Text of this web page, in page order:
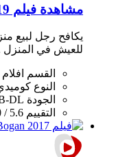
مشاهدة فيلم Petromax 2019 مترجم
يكافح رجل لبيع
للعيش في المنزل
القسم
النوع
الجودة DL
التقييم 5.6 / 10